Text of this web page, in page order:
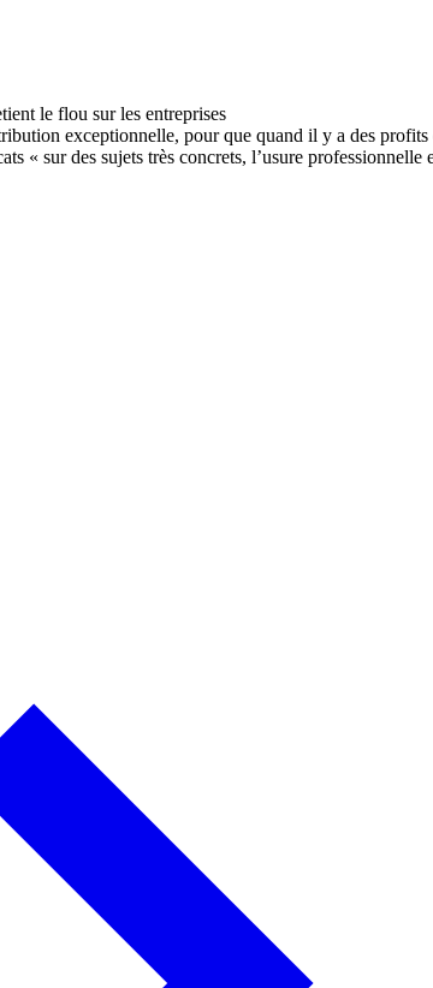
exceptionnelle, pour que quand il y a des
« sur des sujets très concrets, l’usure professionnelle